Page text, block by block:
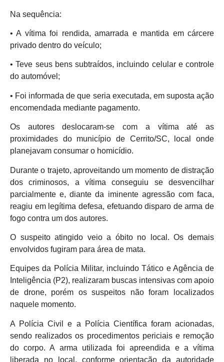
Na sequência:
• A vítima foi rendida, amarrada e mantida em cárcere
privado dentro do veículo;
• Teve seus bens subtraídos, incluindo celular e controle
do automóvel;
• Foi informada de que seria executada, em suposta ação
encomendada mediante pagamento.
Os autores deslocaram-se com a vítima até as
proximidades do município de Cerrito/SC, local onde
planejavam consumar o homicídio.
Durante o trajeto, aproveitando um momento de distração
dos criminosos, a vítima conseguiu se desvencilhar
parcialmente e, diante da iminente agressão com faca,
reagiu em legítima defesa, efetuando disparo de arma de
fogo contra um dos autores.
O suspeito atingido veio a óbito no local. Os demais
envolvidos fugiram para área de mata.
Equipes da Polícia Militar, incluindo Tático e Agência de
Inteligência (P2), realizaram buscas intensivas com apoio
de drone, porém os suspeitos não foram localizados
naquele momento.
A Polícia Civil e a Polícia Científica foram acionadas,
sendo realizados os procedimentos periciais e remoção
do corpo. A arma utilizada foi apreendida e a vítima
liberada no local, conforme orientação da autoridade